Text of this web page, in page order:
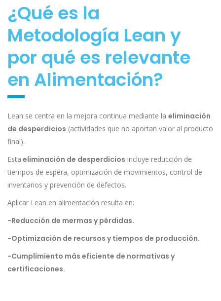
¿Qué es la
Metodología Lean y
por qué es relevante
en Alimentación?
Lean se centra en la mejora continua mediante la eliminación
de desperdicios (actividades que no aportan valor al producto
final).
Esta eliminación de desperdicios incluye reducción de
tiempos de espera, optimización de movimientos, control de
inventarios y prevención de defectos.
Aplicar Lean en alimentación resulta en:
-Reducción de mermas y pérdidas.
-Optimización de recursos y tiempos de producción.
-Cumplimiento más eficiente de normativas y
certificaciones.